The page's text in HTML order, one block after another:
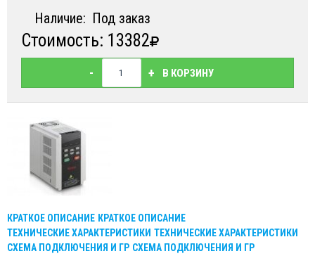
НОВОСТИ
ДОСТАВКА И ОПЛАТА
КОНТАКТЫ
Наличие: Под заказ
Стоимость: 13382
- + В КОРЗИНУ
КРАТКОЕ ОПИСАНИЕ КРАТКОЕ ОПИСАНИЕ
ТЕХНИЧЕСКИЕ ХАРАКТЕРИСТИКИ ТЕХНИЧЕСКИЕ ХАРАКТЕРИСТИКИ
СХЕМА ПОДКЛЮЧЕНИЯ И ГР СХЕМА ПОДКЛЮЧЕНИЯ И ГР